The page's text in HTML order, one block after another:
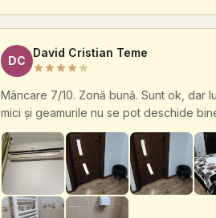
DC
David Cristian Teme
Mâncare 7/10. Zonă bună. Sunt ok, dar
mici și geamurile nu se pot deschide